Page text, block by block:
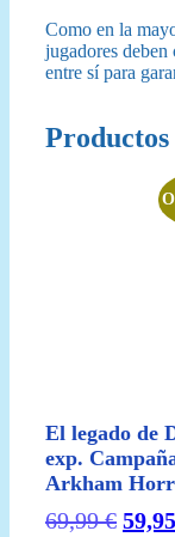
Como en la
jugadores
entre sí para
El legado de
exp.
Arkham
69,99€ El
59,95